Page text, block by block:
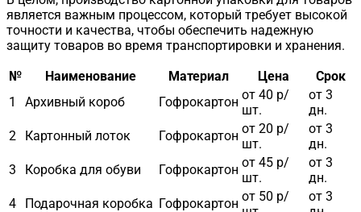
является важным процессом, который требует высокой
точности и качества, чтобы обеспечить надежную
защиту товаров во время транспортировки и хранения.
№
Наименование Материал Цена
Срок
1
Архивный короб Гофрокартон от 40 р/
шт.
от 3
дн.
2
Картонный лоток Гофрокартон от 20 р/
шт.
от 3
дн.
3
Коробка для обуви Гофрокартон от 45 р/
шт.
от 3
дн.
4
Подарочная коробка Гофрокартон от 50 р/
от 3